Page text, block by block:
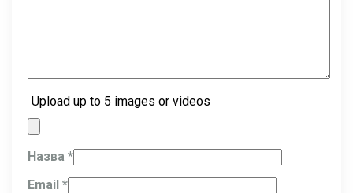
Upload up to 5 images or videos
Назва *
Email *